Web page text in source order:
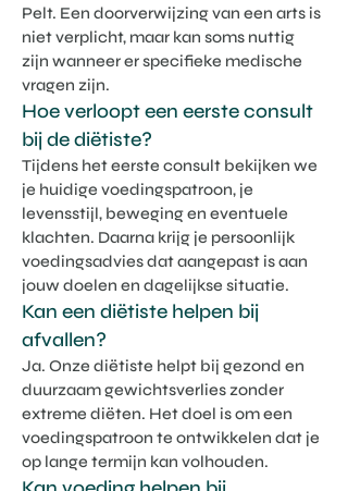
Pelt. Een doorverwijzing van een arts is
niet verplicht, maar kan soms nuttig
zijn wanneer er specifieke medische
vragen zijn.
Hoe verloopt een eerste consult
bij de diëtiste?
Tijdens het eerste consult bekijken we
je huidige voedingspatroon, je
levensstijl, beweging en eventuele
klachten. Daarna krijg je persoonlijk
voedingsadvies dat aangepast is aan
jouw doelen en dagelijkse situatie.
Kan een diëtiste helpen bij
afvallen?
Ja. Onze diëtiste helpt bij gezond en
duurzaam gewichtsverlies zonder
extreme diëten. Het doel is om een
voedingspatroon te ontwikkelen dat je
op lange termijn kan volhouden.